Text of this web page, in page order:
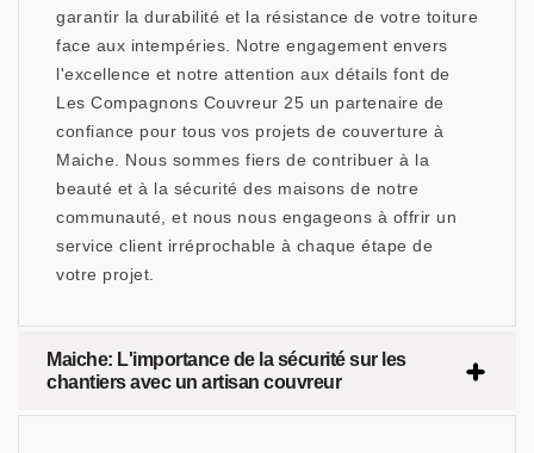
garantir la durabilité et la résistance de votre toiture
face aux intempéries. Notre engagement envers
l'excellence et notre attention aux détails font de
Les Compagnons Couvreur 25 un partenaire de
confiance pour tous vos projets de couverture à
Maiche. Nous sommes fiers de contribuer à la
beauté et à la sécurité des maisons de notre
communauté, et nous nous engageons à offrir un
service client irréprochable à chaque étape de
votre projet.
Maiche: L'importance de la sécurité sur les
chantiers avec un artisan couvreur